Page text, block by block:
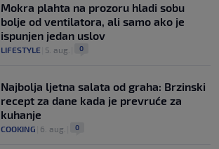
Mokra plahta na prozoru hladi sobu
bolje od ventilatora, ali samo ako je
ispunjen jedan uslov
LIFESTYLE 5. aug. 0
Najbolja ljetna salata od graha: Brzinski
recept za dane kada je prevruće za
kuhanje
COOKING 6. aug. 0